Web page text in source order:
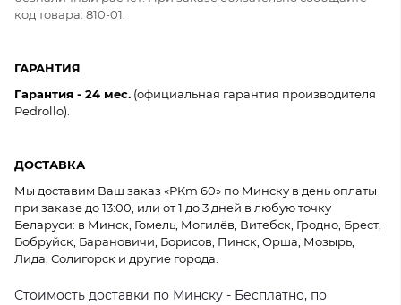
код товара: 810-01.
ГАРАНТИЯ
Гарантия - 24 мес. (официальная гарантия производителя
Pedrollo).
ДОСТАВКА
Мы доставим Ваш заказ «PKm 60» по Минску в день оплаты
при заказе до 13:00, или от 1 до 3 дней в любую точку
Беларуси: в Минск, Гомель, Могилёв, Витебск, Гродно, Брест,
Бобруйск, Барановичи, Борисов, Пинск, Орша, Мозырь,
Лида, Солигорск и другие города.
Стоимость доставки по Минску - Бесплатно, по